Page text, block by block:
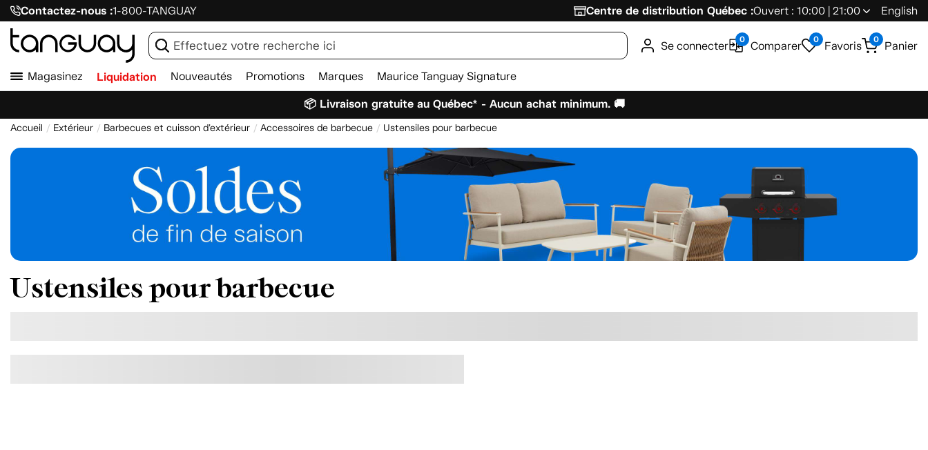
Contactez-nous :1-800-TANGUAY Centre de distribution Québec :Ouvert : 10:00 | 21:00 English
Se connecter 0 Comparer 0 Favoris 0 Panier
Magasinez Liquidation Nouveautés Promotions Marques Maurice Tanguay Signature
📦 Livraison gratuite au Québec* - Aucun achat minimum. 🚚
Accueil Extérieur Barbecues et cuisson d'extérieur Accessoires de barbecue Ustensiles pour barbecue
Ustensiles pour barbecue